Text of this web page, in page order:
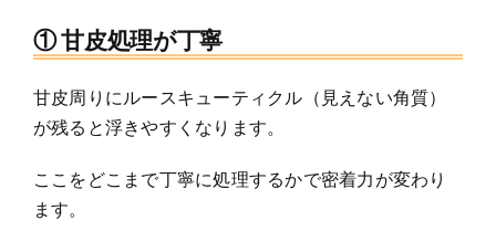
① 甘皮処理が丁寧
甘皮周りにルースキューティクル（見えない角質）
が残ると浮きやすくなります。
ここをどこまで丁寧に処理するかで密着力が変わり
ます。